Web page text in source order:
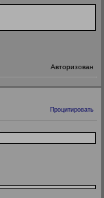
Авторизован
Процитировать